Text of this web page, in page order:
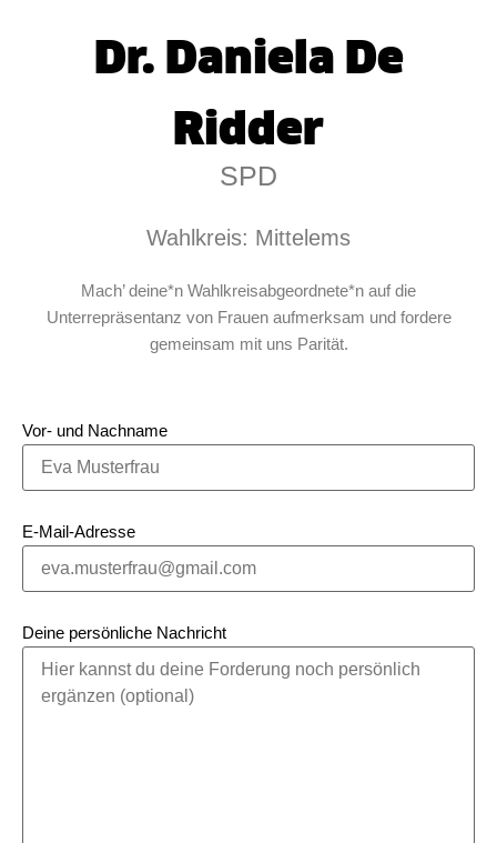
Dr. Daniela De
Ridder
SPD
Wahlkreis: Mittelems
Mach’ deine*n Wahlkreisabgeordnete*n auf die
Unterrepräsentanz von Frauen aufmerksam und fordere
gemeinsam mit uns Parität.
Vor- und Nachname
E-Mail-Adresse
Deine persönliche Nachricht